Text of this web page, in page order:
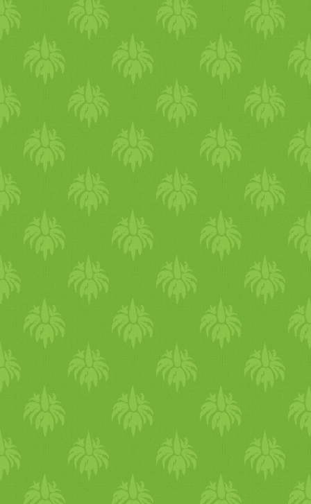
reggelente az orrjáratot be
nedvesen tartani és megaka
Ahogy a testedben is a hő
keringése romlik és a
legtöbben tapasztalják,
kiszárad. Ahideg beálltával
nyak vagy vállfájdalmat,
kiszáradás és az izmok
önmasszázs. Az
olajos
meleg
íti a tested, erősíti
bőrödet ahideg
is
borongós télinapokon.
nagy szerepe van a